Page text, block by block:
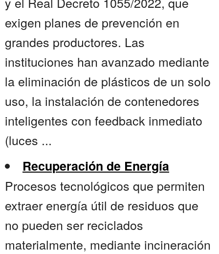
exigen planes de prevención en
grandes productores. Las
instituciones han avanzado mediante
la eliminación de plásticos de un solo
uso, la instalación de contenedores
inteligentes con feedback inmediato
(luces ...
Recuperación de Energía
Procesos tecnológicos que permiten
extraer energía útil de residuos que
no pueden ser reciclados
materialmente, mediante incineración